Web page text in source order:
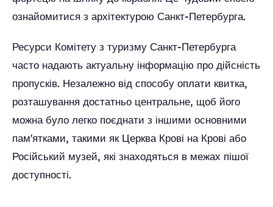
ознайомитися з архітектурою Санкт-Петербурга.
Ресурси Комітету з туризму Санкт-Петербурга
часто надають актуальну інформацію про дійсність
пропусків. Незалежно від способу оплати квитка,
розташування достатньо центральне, щоб його
можна було легко поєднати з іншими основними
пам'ятками, такими як Церква Крові на Крові або
Російський музей, які знаходяться в межах пішої
доступності.